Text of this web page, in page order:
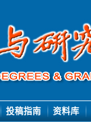
投稿指南 资料库